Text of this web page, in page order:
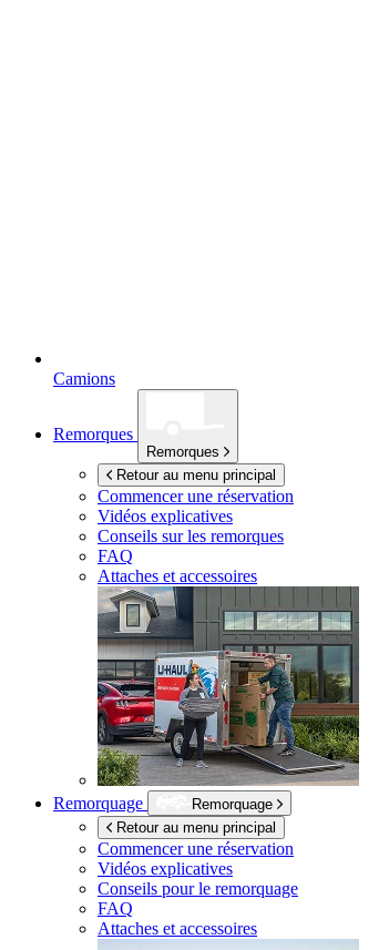
Camions
Remorques
Remorques
Retour au menu principal
Commencer une réservation
Vidéos explicatives
Conseils sur les remorques
FAQ
Attaches et accessoires
Remorquage
Remorquage
Retour au menu principal
Commencer une réservation
Vidéos explicatives
Conseils pour le remorquage
FAQ
Attaches et accessoires